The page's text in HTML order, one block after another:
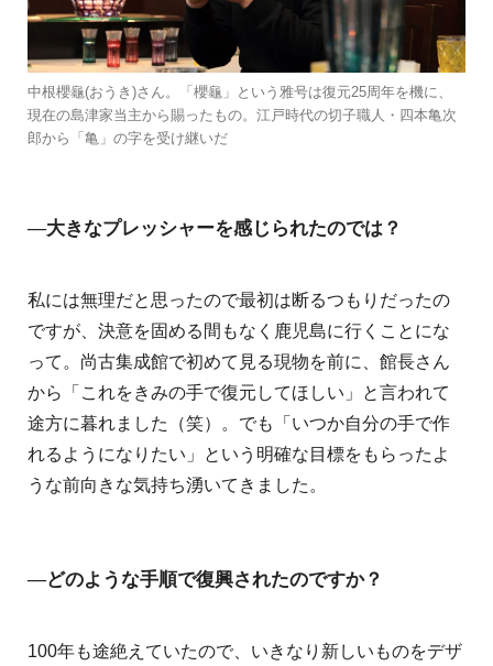
中根櫻龜(おうき)さん。「櫻龜」という雅号は復元25周年を機に、
現在の島津家当主から賜ったもの。江戸時代の切子職人・四本亀次
郎から「亀」の字を受け継いだ
―大きなプレッシャーを感じられたのでは？
私には無理だと思ったので最初は断るつもりだったの
ですが、決意を固める間もなく鹿児島に行くことにな
って。尚古集成館で初めて見る現物を前に、館長さん
から「これをきみの手で復元してほしい」と言われて
途方に暮れました（笑）。でも「いつか自分の手で作
れるようになりたい」という明確な目標をもらったよ
うな前向きな気持ち湧いてきました。
―どのような手順で復興されたのですか？
100年も途絶えていたので、いきなり新しいものをデザ